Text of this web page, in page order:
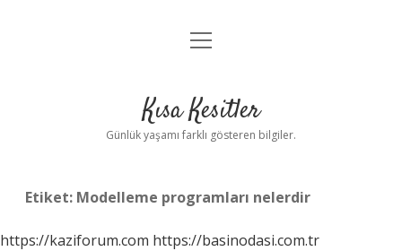
Anasayfa
Yasal Uyarı
menüyü
Kısa Kesitler
Günlük yaşamı farklı gösteren bilgiler.
Etiket: Modelleme programları nelerdir
https://kaziforum.com https://basinodasi.com.tr